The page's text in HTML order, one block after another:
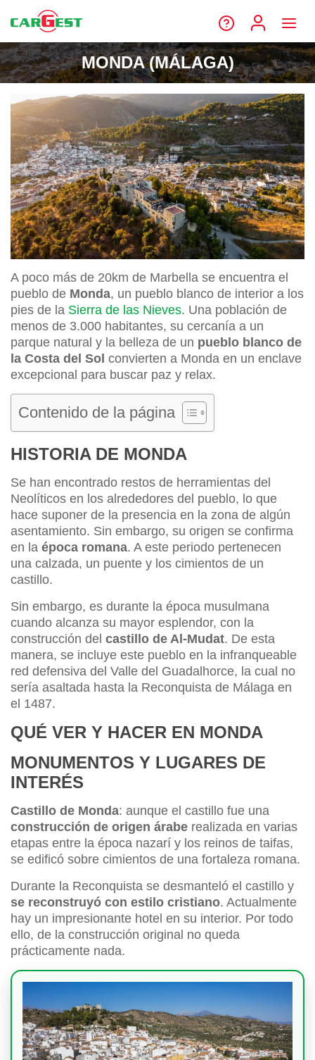
MONDA (MÁLAGA)
A poco más de 20km de Marbella se encuentra el
pueblo de Monda, un pueblo blanco de interior a los
pies de la Sierra de las Nieves. Una población de
menos de 3.000 habitantes, su cercanía a un
parque natural y la belleza de un pueblo blanco de
la Costa del Sol convierten a Monda en un enclave
excepcional para buscar paz y relax.
Contenido de la página
HISTORIA DE MONDA
Se han encontrado restos de herramientas del
Neolíticos en los alrededores del pueblo, lo que
hace suponer de la presencia en la zona de algún
asentamiento. Sin embargo, su origen se confirma
en la época romana. A este periodo pertenecen
una calzada, un puente y los cimientos de un
castillo.
Sin embargo, es durante la época musulmana
cuando alcanza su mayor esplendor, con la
construcción del castillo de Al-Mudat. De esta
manera, se incluye este pueblo en la infranqueable
red defensiva del Valle del Guadalhorce, la cual no
sería asaltada hasta la Reconquista de Málaga en
el 1487.
QUÉ VER Y HACER EN MONDA
MONUMENTOS Y LUGARES DE
INTERÉS
Castillo de Monda: aunque el castillo fue una
construcción de origen árabe realizada en varias
etapas entre la época nazarí y los reinos de taifas,
se edificó sobre cimientos de una fortaleza romana.
Durante la Reconquista se desmanteló el castillo y
se reconstruyó con estilo cristiano. Actualmente
hay un impresionante hotel en su interior. Por todo
ello, de la construcción original no queda
prácticamente nada.